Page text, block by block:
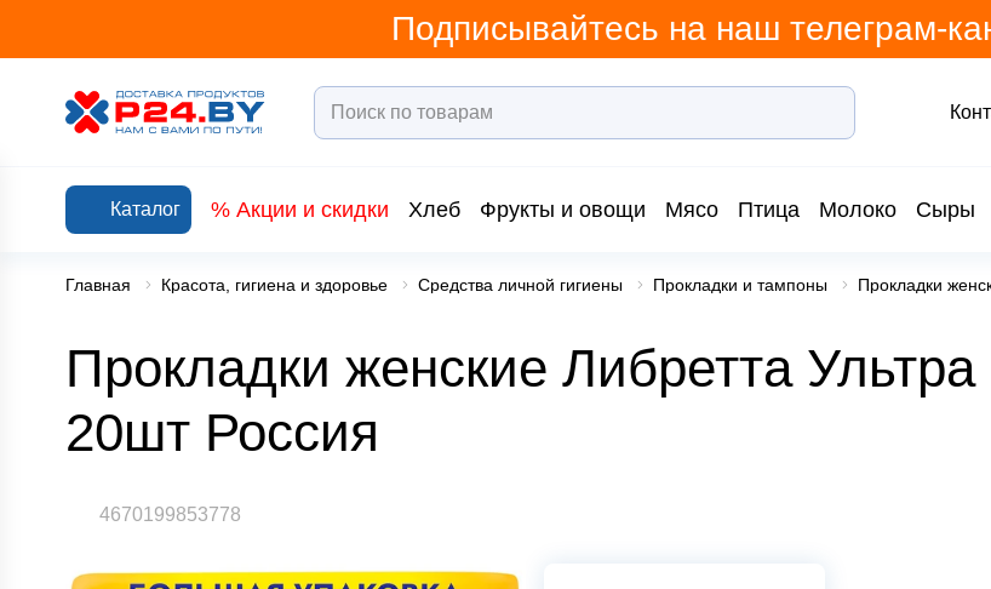
Подписывайтесь на наш телеграм-
Каталог % Акции и скидки Хлеб Фрукты и овощи Мясо Птица Молоко Сыры
Главная Красота, гигиена и здоровье Средства личной гигиены Прокладки и тампоны Прокладки
Прокладки женские Либретта
20шт Россия
4670199853778